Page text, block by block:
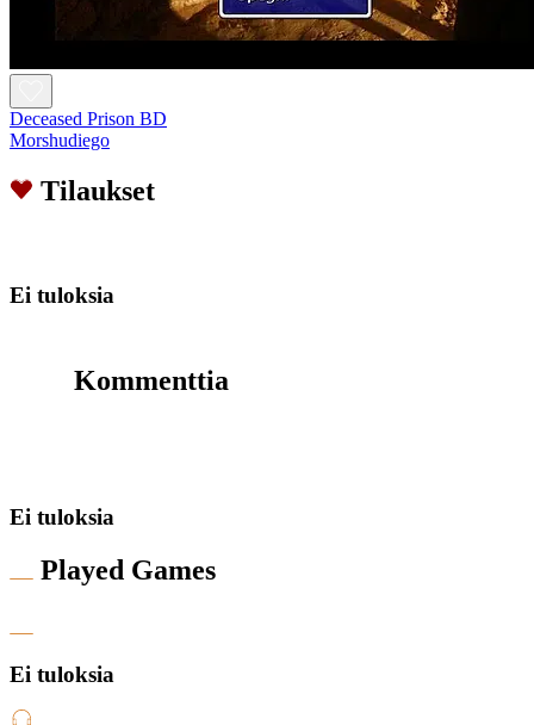
Deceased Prison BD
Morshudiego
Tilaukset
Ei tuloksia
Kommenttia
Ei tuloksia
Played Games
Ei tuloksia